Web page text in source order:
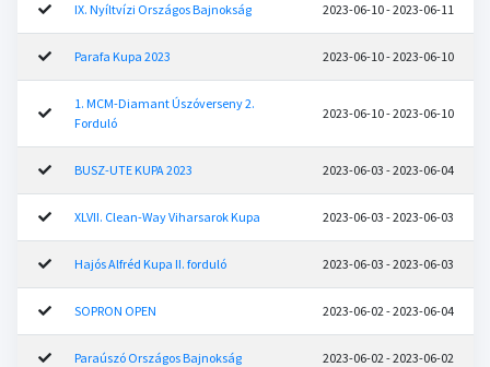
IX. Nyíltvízi Országos Bajnokság 2023-06-10 - 2023-06-11
Parafa Kupa 2023 2023-06-10 - 2023-06-10
1. MCM-Diamant Úszóverseny 2.
Forduló
2023-06-10 - 2023-06-10
BUSZ-UTE KUPA 2023 2023-06-03 - 2023-06-04
XLVII. Clean-Way Viharsarok Kupa 2023-06-03 - 2023-06-03
Hajós Alfréd Kupa II. forduló 2023-06-03 - 2023-06-03
SOPRON OPEN 2023-06-02 - 2023-06-04
Paraúszó Országos Bajnokság 2023-06-02 - 2023-06-02